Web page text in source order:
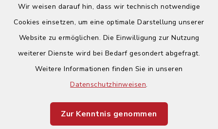
Wir weisen darauf hin, dass wir technisch notwendige
Cookies einsetzen, um eine optimale Darstellung unserer
Website zu ermöglichen. Die Einwilligung zur Nutzung
weiterer Dienste wird bei Bedarf gesondert abgefragt.
Weitere Informationen finden Sie in unseren
Datenschutzhinweisen.
Zur Kenntnis genommen
Barrierefreiheit
Impressum